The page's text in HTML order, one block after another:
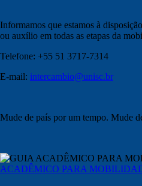
Informamos que estamos à
ou auxílio em todas as etapas da
Telefone: +55 51 3717-7314
E-mail: intercambio@unisc.br
Mude de país por um tempo. Mude
ACADÊMICO PARA